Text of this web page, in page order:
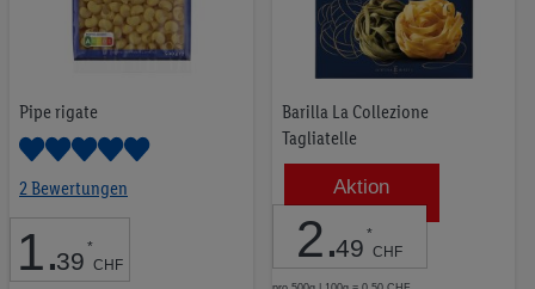
Pipe rigate
2 Bewertungen
1.39 *
CHF
Barilla La Collezione
Tagliatelle
Aktion
2.49 *
CHF
widerrufen, findest du in unseren
Datenschutzbestimmungen
Die Impressen findest du hier.